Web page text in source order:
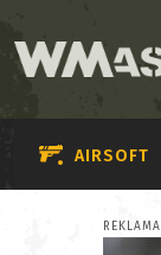
AIRSOFT
REKLAMA